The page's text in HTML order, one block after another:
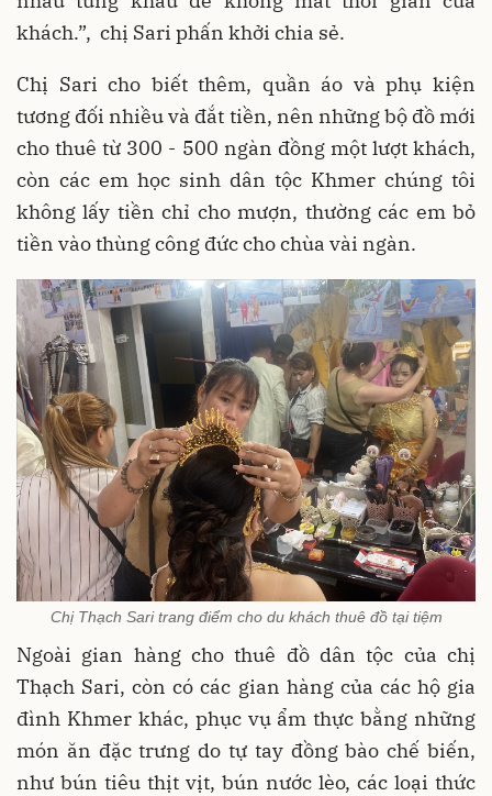
khách.”, chị Sari phấn khởi chia sẻ.
Chị Sari cho biết thêm, quần áo và phụ kiện
tương đối nhiều và đắt tiền, nên những bộ đồ mới
cho thuê từ 300 - 500 ngàn đồng một lượt khách,
còn các em học sinh dân tộc Khmer chúng tôi
không lấy tiền chỉ cho mượn, thường các em bỏ
tiền vào thùng công đức cho chùa vài ngàn.
Chị Thạch Sari trang điểm cho du khách thuê đồ tại tiệm
Ngoài gian hàng cho thuê đồ dân tộc của chị
Thạch Sari, còn có các gian hàng của các hộ gia
đình Khmer khác, phục vụ ẩm thực bằng những
món ăn đặc trưng do tự tay đồng bào chế biến,
như bún tiêu thịt vịt, bún nước lèo, các loại thức